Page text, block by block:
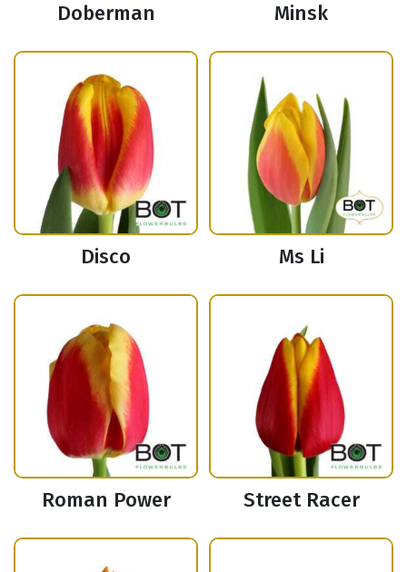
Doberman Minsk
Disco Ms Li
Roman Power Street Racer